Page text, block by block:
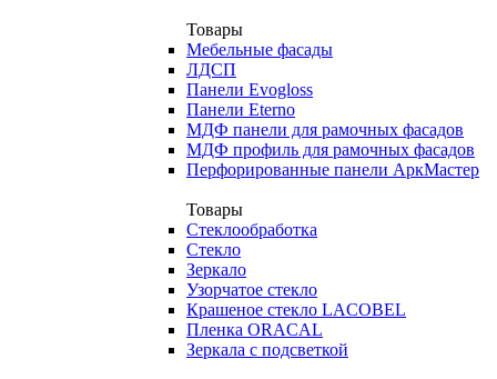
Товары
Мебельные фасады
ЛДСП
Панели Evogloss
Панели Eterno
МДФ панели для рамочных фасадов
МДФ профиль для рамочных фасадов
Перфорированные панели АркМастер
Товары
Стеклообработка
Стекло
Зеркало
Узорчатое стекло
Крашеное стекло LACOBEL
Пленка ORACAL
Зеркала с подсветкой